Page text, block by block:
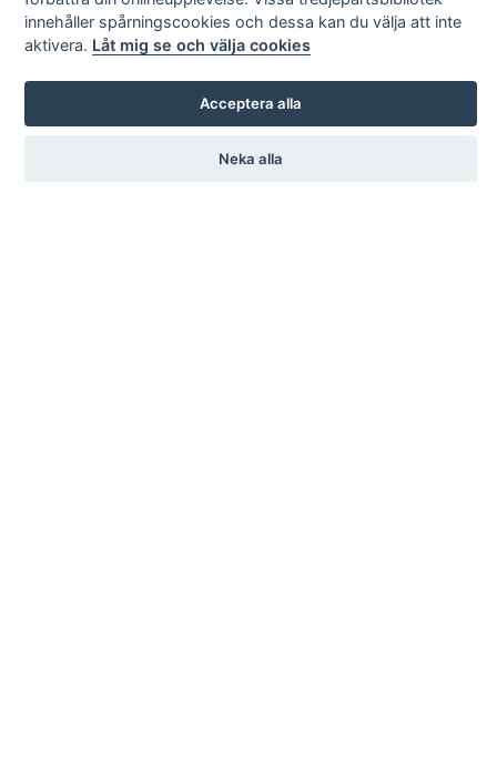
innehåller spårningscookies och dessa kan du välja att inte
aktivera. Låt mig se och välja cookies
Acceptera alla
Neka alla